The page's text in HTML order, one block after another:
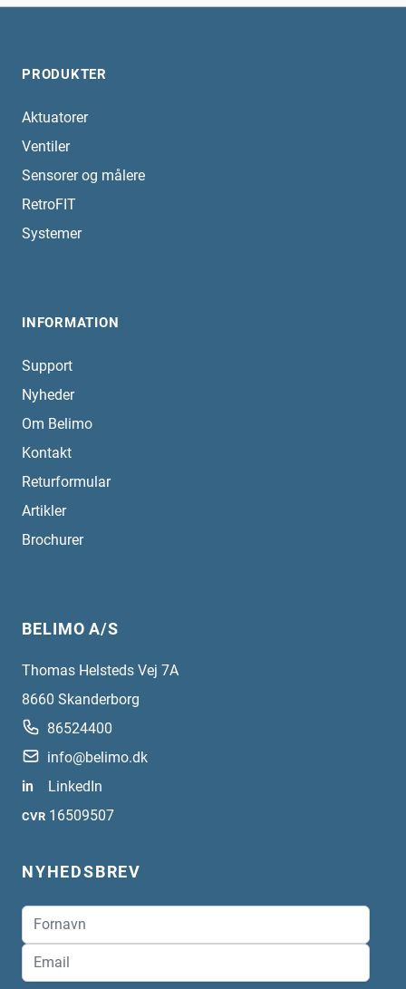
PRODUKTER
Aktuatorer
Ventiler
Sensorer og målere
RetroFIT
Systemer
INFORMATION
Support
Nyheder
Om Belimo
Kontakt
Returformular
Artikler
Brochurer
BELIMO A/S
Thomas Helsteds Vej 7A
8660 Skanderborg
86524400
info@belimo.dk
in
LinkedIn
CVR 16509507
NYHEDSBREV